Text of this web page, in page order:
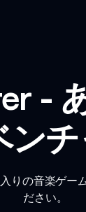
-
ン
の音楽ゲー
ださい。